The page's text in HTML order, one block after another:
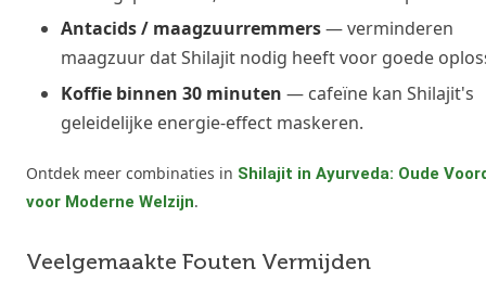
Antacids / maagzuurremmers— verminderen
maagzuur dat Shilajit nodig heeft voor goede
Koffie binnen 30 minuten — cafeïne kan Shilajit's
geleidelijke energie-effect maskeren.
Ontdek meer combinaties in Shilajit in Ayurveda: Oude
voor Moderne Welzijn.
Veelgemaakte Fouten Vermijden